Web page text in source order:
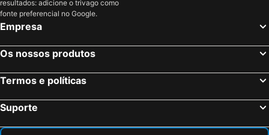
resultados: adicione o trivago como
fonte preferencial no Google.
Empresa
Os nossos produtos
Termos e políticas
Suporte